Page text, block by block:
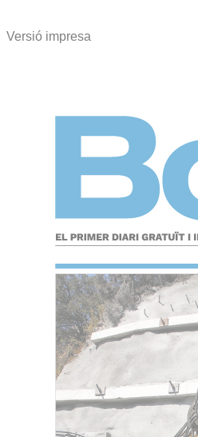
Versió impresa